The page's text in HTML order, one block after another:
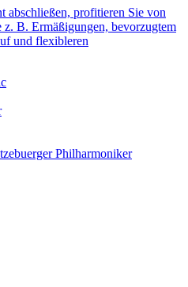
abschließen, profitieren Sie von
B. Ermäßigungen, bevorzugtem
und flexibleren
Philharmoniker